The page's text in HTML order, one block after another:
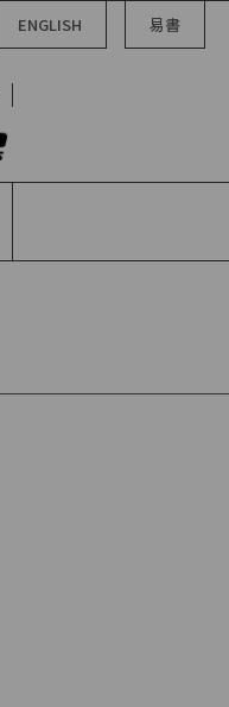
ENGLISH 易書